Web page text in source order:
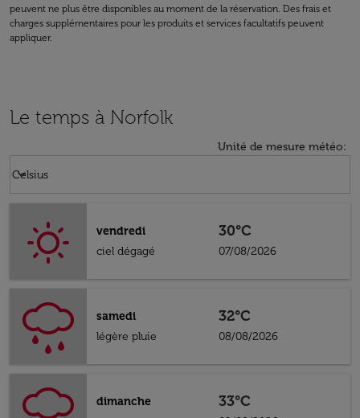
peuvent ne plus être disponibles au moment de la réservation. Des frais et
charges supplémentaires pour les produits et services facultatifs peuvent
appliquer.
Le temps à Norfolk
Unité de mesure météo:
Celsius
keyboard_arrow_down
vendredi
ciel dégagé
30°C
07/08/2026
samedi
légère pluie
32°C
08/08/2026
dimanche
33°C